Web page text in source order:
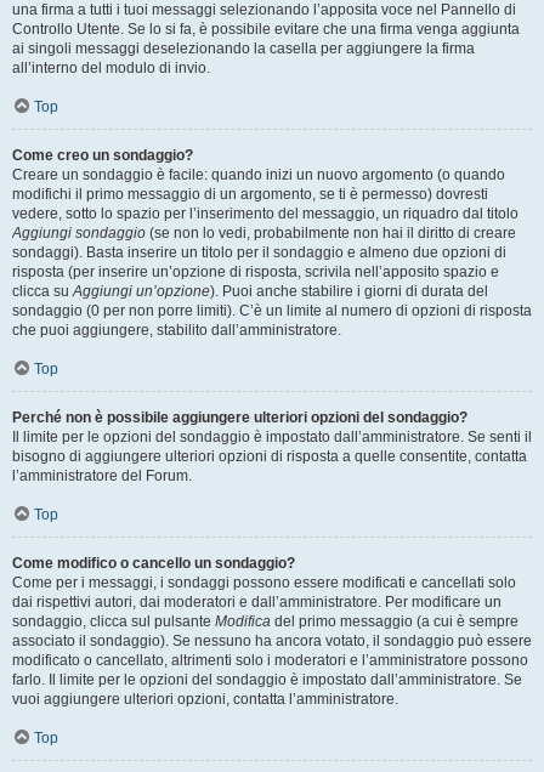
una firma a tutti i tuoi messaggi selezionando l’apposita voce nel Pannello di
Controllo Utente. Se lo si fa, è possibile evitare che una firma venga aggiunta
ai singoli messaggi deselezionando la casella per aggiungere la firma
all’interno del modulo di invio.
Top
Come creo un sondaggio?
Creare un sondaggio è facile: quando inizi un nuovo argomento (o quando
modifichi il primo messaggio di un argomento, se ti è permesso) dovresti
vedere, sotto lo spazio per l’inserimento del messaggio, un riquadro dal titolo
Aggiungi sondaggio (se non lo vedi, probabilmente non hai il diritto di creare
sondaggi). Basta inserire un titolo per il sondaggio e almeno due opzioni di
risposta (per inserire un’opzione di risposta, scrivila nell’apposito spazio e
clicca suAggiungi un’opzione). Puoi anche stabilire i giorni di durata del
sondaggio (0 per non porre limiti). C’è un limite al numero di opzioni di risposta
che puoi aggiungere, stabilito dall’amministratore.
Top
Perché non è possibile aggiungere ulteriori opzioni del sondaggio?
Il limite per le opzioni del sondaggio è impostato dall’amministratore. Se senti il
bisogno di aggiungere ulteriori opzioni di risposta a quelle consentite, contatta
l’amministratore del Forum.
Top
Come modifico o cancello un sondaggio?
Come per i messaggi, i sondaggi possono essere modificati e cancellati solo
dai rispettivi autori, dai moderatori e dall’amministratore. Per modificare un
sondaggio, clicca sul pulsante Modifica del primo messaggio (a cui è sempre
associato il sondaggio). Se nessuno ha ancora votato, il sondaggio può essere
modificato o cancellato, altrimenti solo i moderatori e l’amministratore possono
farlo. Il limite per le opzioni del sondaggio è impostato dall’amministratore. Se
vuoi aggiungere ulteriori opzioni, contatta l’amministratore.
Top